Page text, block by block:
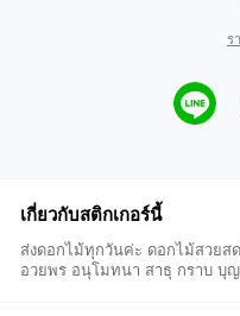
ร
เกี่ยวกับสติกเกอร์นี้
ส่งดอกไม้ทุกวันค่ะ ดอกไม้สวยส
อวยพร อนุโมทนา สาธุ กราบ บุ